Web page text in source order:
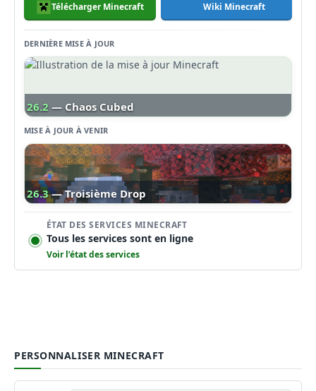
Télécharger Minecraft Wiki Minecraft
DERNIÈRE MISE À JOUR
26.2 — Chaos Cubed
MISE À JOUR À VENIR
26.3 — Troisième Drop
ÉTAT DES SERVICES MINECRAFT
Tous les services sont en ligne
Voir l’état des services
PERSONNALISER MINECRAFT